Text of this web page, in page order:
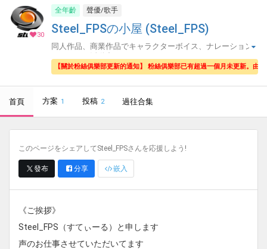
30
全年齡 聲優/歌手
Steel_FPSの小屋 (Steel_FPS)
同人作品、商業作品でキャラクターボイス、ナレーション
【關於粉絲俱樂部更新的通知】 粉絲俱樂部已有超過一個月未更新。
首頁 方案 1 投稿 2 過往合集
このページをシェアしてSteel_FPSさんを応援しよう!
發布 分享 嵌入
《ご挨拶》
Steel_FPS（すてぃーる）と申します
声のお仕事させていただいてます